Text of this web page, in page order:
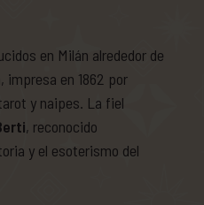
en Milán alrededor de
impresa en 1862 por
y naipes. La fiel
, reconocido
y el esoterismo del